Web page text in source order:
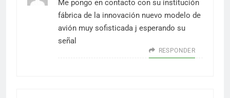
Me pongo en contacto con su institución
fábrica de la innovación nuevo modelo de
avión muy sofisticada j esperando su
señal
RESPONDER